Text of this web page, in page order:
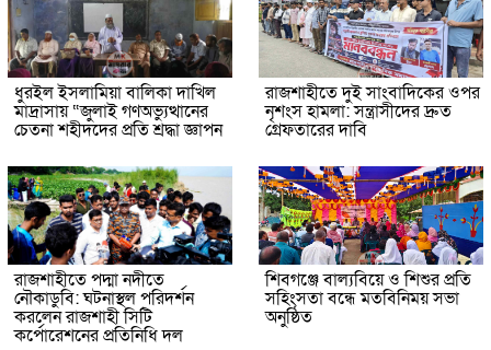
ধুরইল ইসলামিয়া বালিকা দাখিল
মাদ্রাসায় “জুলাই গণঅভ্যুত্থানের
চেতনা শহীদদের প্রতি শ্রদ্ধা জ্ঞাপন
রাজশাহীতে দুই সাংবাদিকের ওপর
নৃশংস হামলা: সন্ত্রাসীদের দ্রুত
গ্রেফতারের দাবি
রাজশাহীতে পদ্মা নদীতে
নৌকাডুবি: ঘটনাস্থল পরিদর্শন
করলেন রাজশাহী সিটি
কর্পোরেশনের প্রতিনিধি দল
শিবগঞ্জে বাল্যবিয়ে ও শিশুর প্রতি
সহিংসতা বন্ধে মতবিনিময় সভা
অনুষ্ঠিত